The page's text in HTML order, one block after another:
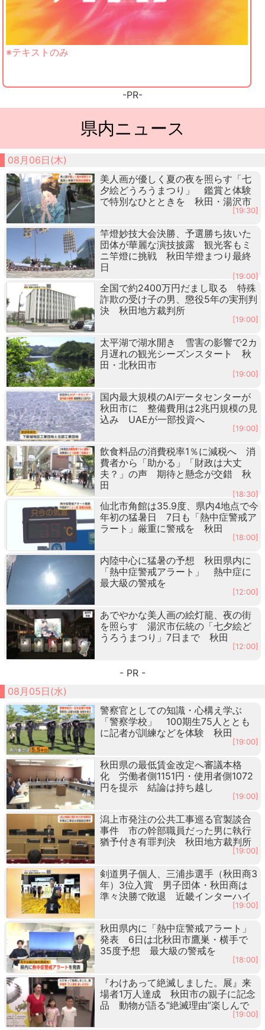
※テキストのみ
-PR-
県内ニュース
08月06日(木)
美人画が優しく夏の夜を照らす「七
夕絵どうろうまつり」 鑑賞と体験
で特別なひとときを 秋田・湯沢市
[19:30]
竿燈妙技大会決勝、予選勝ち抜いた
団体が華麗な演技披露 観光客もミ
ニ竿燈に挑戦 秋田竿燈まつり最終
日
[19:00]
全国で約2400万円だまし取る 特殊
詐欺の受け子の男、懲役5年の実刑判
決 秋田地方裁判所
[19:00]
太平湖で湖水開き 雪害の影響で2カ
月遅れの観光シーズンスタート 秋
田・北秋田市
[19:00]
国内最大規模のAIデータセンターが
秋田市に 整備費用は2兆円規模の見
込み UAEが一部投資へ
[19:00]
飲食料品の消費税率1％に減税へ 消
費者から「助かる」「財政は大丈
夫？」の声 期待と懸念が交錯 秋
田
[18:30]
仙北市角館は35.9度、県内4地点で今
年初の猛暑日 7日も「熱中症警戒ア
ラート」厳重に警戒を 秋田
[18:00]
内陸中心に猛暑の予想 秋田県内に
「熱中症警戒アラート」 熱中症に
最大級の警戒を
[12:00]
あでやかな美人画の絵灯籠、夜の街
を照らす 湯沢市伝統の「七夕絵ど
うろうまつり」7日まで 秋田
[12:00]
- PR -
08月05日(水)
警察官としての知識・心構え学ぶ
「警察学校」 100期生75人ととも
に記者が訓練などを体験 秋田
[19:00]
秋田県の最低賃金改定へ審議本格
化 労働者側1151円・使用者側1072
円を提示 結論は持ち越し
[19:00]
潟上市発注の公共工事巡る官製談合
事件 市の幹部職員だった男に執行
猶予付き有罪判決 秋田地方裁判所
[19:00]
剣道男子個人、三浦歩選手（秋田商3
年）3位入賞 男子団体・秋田商は
準々決勝で敗退 近畿インターハイ
[19:00]
秋田県内に「熱中症警戒アラート」
発表 6日は北秋田市鷹巣・横手で
35度予想 最大級の警戒を
[18:00]
『わけあって絶滅しました。展』来
場者1万人達成 秋田市の親子に記念
品 動物が語る“絶滅理由”楽しんで
[19:00]